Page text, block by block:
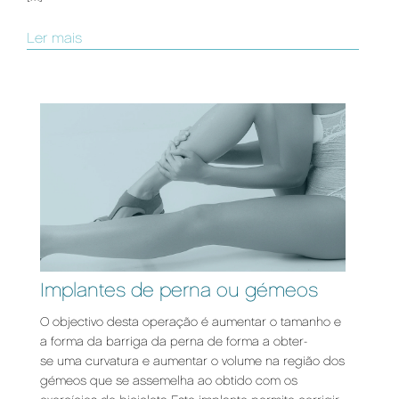
Ler mais
Implantes de perna ou gémeos
O objectivo desta operação é aumentar o tamanho e
a forma da barriga da perna de forma a obter-
se uma curvatura e aumentar o volume na região dos
gémeos que se assemelha ao obtido com os